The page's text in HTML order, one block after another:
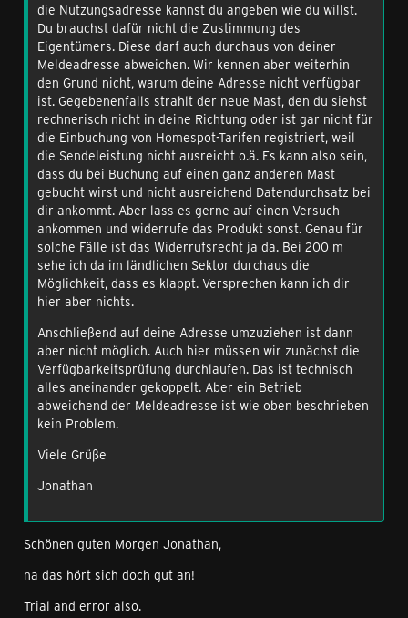
die Nutzungsadresse kannst du angeben wie du willst.
Du brauchst dafür nicht die Zustimmung des
Eigentümers. Diese darf auch durchaus von deiner
Meldeadresse abweichen. Wir kennen aber weiterhin
den Grund nicht, warum deine Adresse nicht verfügbar
ist. Gegebenenfalls strahlt der neue Mast, den du siehst
rechnerisch nicht in deine Richtung oder ist gar nicht für
die Einbuchung von Homespot-Tarifen registriert, weil
die Sendeleistung nicht ausreicht o.ä. Es kann also sein,
dass du bei Buchung auf einen ganz anderen Mast
gebucht wirst und nicht ausreichend Datendurchsatz bei
dir ankommt. Aber lass es gerne auf einen Versuch
ankommen und widerrufe das Produkt sonst. Genau für
solche Fälle ist das Widerrufsrecht ja da. Bei 200 m
sehe ich da im ländlichen Sektor durchaus die
Möglichkeit, dass es klappt. Versprechen kann ich dir
hier aber nichts.
Anschließend auf deine Adresse umzuziehen ist dann
aber nicht möglich. Auch hier müssen wir zunächst die
Verfügbarkeitsprüfung durchlaufen. Das ist technisch
alles aneinander gekoppelt. Aber ein Betrieb
abweichend der Meldeadresse ist wie oben beschrieben
kein Problem.
Viele Grüße
Jonathan
Schönen guten Morgen Jonathan,
na das hört sich doch gut an!
Trial and error also.